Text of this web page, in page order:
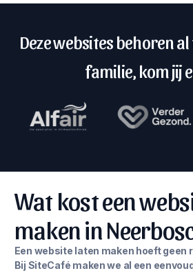
Deze websites behoren
familie, kom jij
Wat kost een
maken in
Een website laten maken hoeft geen
Bij SiteCafé maken we al een